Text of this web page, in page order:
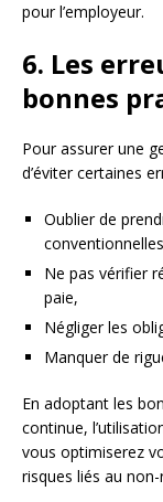
pour l’employeur.
6. Les
bonnes
Pour assurer une
d’éviter certaines
Oublier de
Ne pas vérifier
paie,
Négliger les
Manquer de
En adoptant les
continue,
vous optimiserez
risques liés au